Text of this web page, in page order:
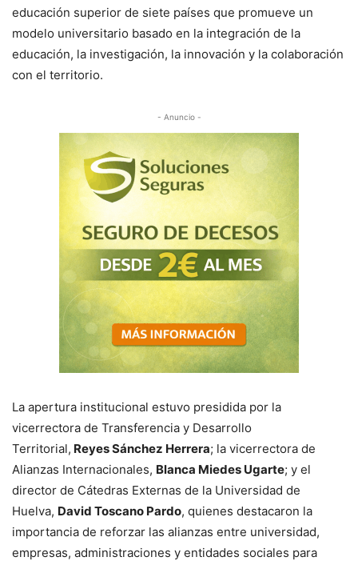
educación superior de siete países que promueve un
modelo universitario basado en la integración de la
educación, la investigación, la innovación y la colaboración
con el territorio.
- Anuncio -
La apertura institucional estuvo presidida por la
vicerrectora de Transferencia y Desarrollo
Territorial, Reyes Sánchez Herrera; la vicerrectora de
Alianzas Internacionales, Blanca Miedes Ugarte; y el
director de Cátedras Externas de la Universidad de
Huelva, David Toscano Pardo, quienes destacaron la
importancia de reforzar las alianzas entre universidad,
empresas, administraciones y entidades sociales para